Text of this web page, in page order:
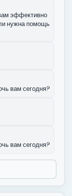
эффективно
нужна помощь
вам сегодня?
вам сегодня?